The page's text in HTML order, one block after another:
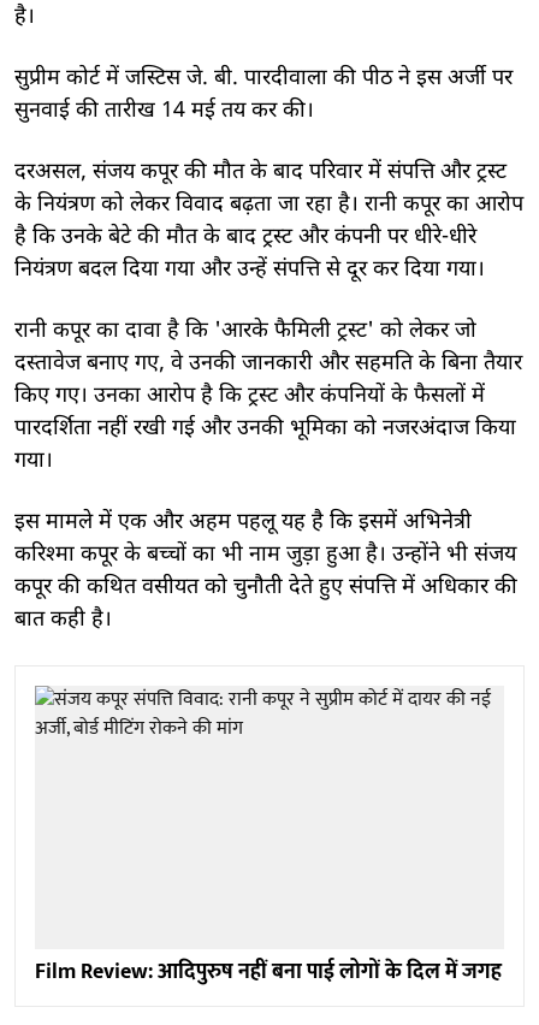
है।
सुप्रीम कोर्ट में जस्टिस जे. बी. पारदीवाला की पीठ ने इस अर्जी पर
सुनवाई की तारीख 14 मई तय कर की।
दरअसल, संजय कपूर की मौत के बाद परिवार में संपत्ति और ट्रस्ट
के नियंत्रण को लेकर विवाद बढ़ता जा रहा है। रानी कपूर का आरोप
है कि उनके बेटे की मौत के बाद ट्रस्ट और कंपनी पर धीरे-धीरे
नियंत्रण बदल दिया गया और उन्हें संपत्ति से दूर कर दिया गया।
रानी कपूर का दावा है कि 'आरके फैमिली ट्रस्ट' को लेकर जो
दस्तावेज बनाए गए, वे उनकी जानकारी और सहमति के बिना तैयार
किए गए। उनका आरोप है कि ट्रस्ट और कंपनियों के फैसलों में
पारदर्शिता नहीं रखी गई और उनकी भूमिका को नजरअंदाज किया
गया।
इस मामले में एक और अहम पहलू यह है कि इसमें अभिनेत्री
करिश्मा कपूर के बच्चों का भी नाम जुड़ा हुआ है। उन्होंने भी संजय
कपूर की कथित वसीयत को चुनौती देते हुए संपत्ति में अधिकार की
बात कही है।
Film Review: आदिपुरुष नहीं बना पाई लोगों के दिल में जगह